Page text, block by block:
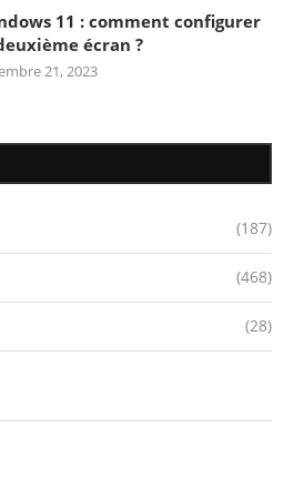
11 : comment configurer
écran ?
21, 2023
(187)
(468)
(28)